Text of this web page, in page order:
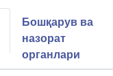
Бошқарув ва
назорат
органлари